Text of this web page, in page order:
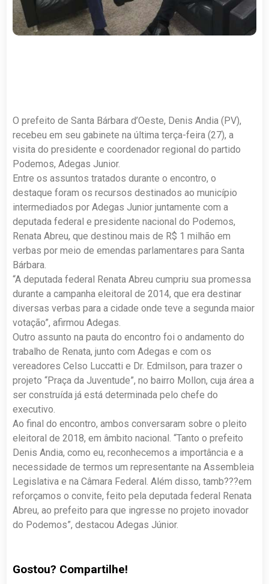
O prefeito de Santa Bárbara d’Oeste, Denis Andia (PV),
recebeu em seu gabinete na última terça-feira (27), a
visita do presidente e coordenador regional do partido
Podemos, Adegas Junior.
Entre os assuntos tratados durante o encontro, o
destaque foram os recursos destinados ao município
intermediados por Adegas Junior juntamente com a
deputada federal e presidente nacional do Podemos,
Renata Abreu, que destinou mais de R$ 1 milhão em
verbas por meio de emendas parlamentares para Santa
Bárbara.
“A deputada federal Renata Abreu cumpriu sua promessa
durante a campanha eleitoral de 2014, que era destinar
diversas verbas para a cidade onde teve a segunda maior
votação”, afirmou Adegas.
Outro assunto na pauta do encontro foi o andamento do
trabalho de Renata, junto com Adegas e com os
vereadores Celso Luccatti e Dr. Edmilson, para trazer o
projeto “Praça da Juventude”, no bairro Mollon, cuja área a
ser construída já está determinada pelo chefe do
executivo.
Ao final do encontro, ambos conversaram sobre o pleito
eleitoral de 2018, em âmbito nacional. “Tanto o prefeito
Denis Andia, como eu, reconhecemos a importância e a
necessidade de termos um representante na Assembleia
Legislativa e na Câmara Federal. Além disso, tamb???em
reforçamos o convite, feito pela deputada federal Renata
Abreu, ao prefeito para que ingresse no projeto inovador
do Podemos”, destacou Adegas Júnior.
Gostou? Compartilhe!